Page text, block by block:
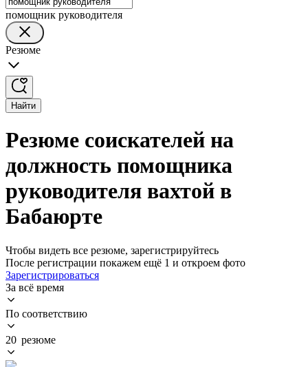
помощник руководителя
Резюме
Найти
Резюме соискателей на
должность помощника
руководителя вахтой в
Бабаюрте
Чтобы видеть все резюме, зарегистрируйтесь
После регистрации покажем ещё 1 и откроем фото
Зарегистрироваться
За всё время
По соответствию
20 резюме